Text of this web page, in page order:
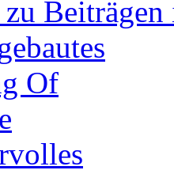
Of